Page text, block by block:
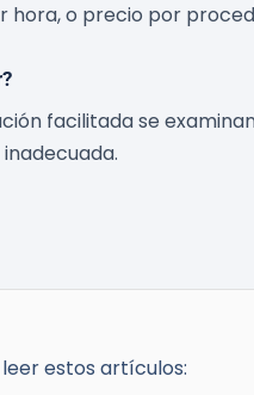
hora, o precio por
facilitada se
estos artículos: